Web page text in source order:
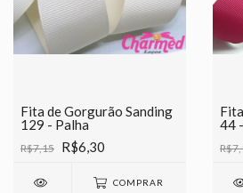
Fita de Gorgurão Sanding
129 - Palha
R$7,15 R$6,30
COMPRAR
44